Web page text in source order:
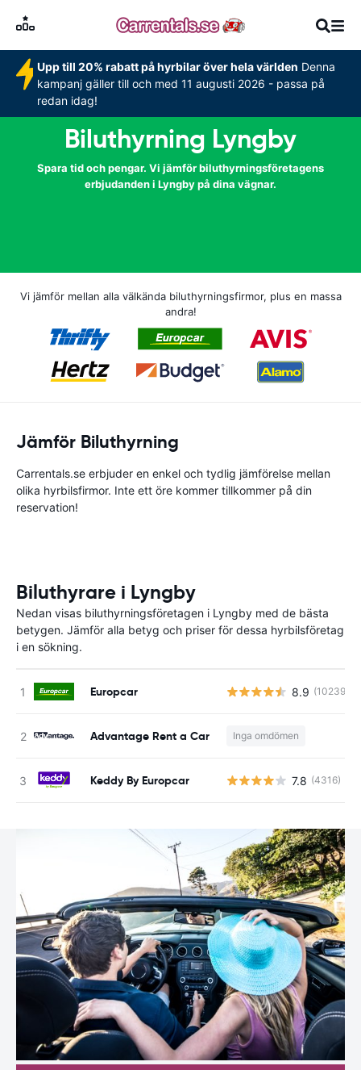
Upp till 20% rabatt på hyrbilar över hela världen Denna
kampanj gäller till och med 11 augusti 2026 - passa på
redan idag!
Biluthyrning Lyngby
Spara tid och pengar. Vi jämför biluthyrningsföretagens
erbjudanden i Lyngby på dina vägnar.
Vi jämför mellan alla välkända biluthyrningsfirmor, plus en massa
andra!
Jämför Biluthyrning
Carrentals.se erbjuder en enkel och tydlig jämförelse mellan
olika hyrbilsfirmor. Inte ett öre kommer tillkommer på din
reservation!
Biluthyrare i Lyngby
Nedan visas biluthyrningsföretagen i Lyngby med de bästa
betygen. Jämför alla betyg och priser för dessa hyrbilsföretag
i en sökning.
Europcar 8.9 (10239)
Advantage Rent a Car Inga omdömen
Keddy By Europcar 7.8 (4316)